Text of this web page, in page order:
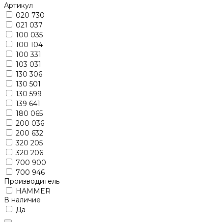
Артикул
020 730
021 037
100 035
100 104
100 331
103 031
130 306
130 501
130 599
139 641
180 065
200 036
200 632
320 205
320 206
700 900
700 946
Производитель
HAMMER
В наличие
Да